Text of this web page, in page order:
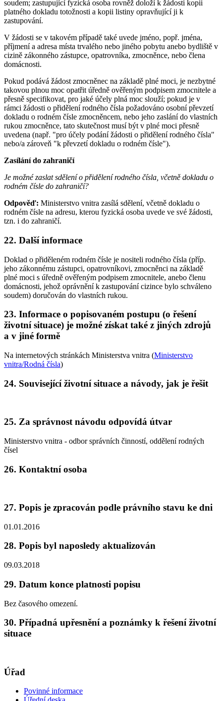
soudem; zastupující fyzická osoba rovněž doloží k žádosti kopii
platného dokladu totožnosti a kopii listiny opravňující ji k
zastupování.
V žádosti se v takovém případě také uvede jméno, popř. jména,
příjmení a adresa místa trvalého nebo jiného pobytu anebo bydliště v
cizině zákonného zástupce, opatrovníka, zmocněnce, nebo člena
domácnosti.
Pokud podává žádost zmocněnec na základě plné moci, je nezbytné
takovou plnou moc opatřit úředně ověřeným podpisem zmocnitele a
přesně specifikovat, pro jaké účely plná moc slouží; pokud je v
rámci žádosti o přidělení rodného čísla požadováno osobní převzetí
dokladu o rodném čísle zmocněncem, nebo jeho zaslání do vlastních
rukou zmocněnce, tato skutečnost musí být v plné moci přesně
uvedena (např. "pro účely podání žádosti o přidělení rodného čísla"
nebo/a zároveň "k převzetí dokladu o rodném čísle").
Zasílání do zahraničí
Je možné zaslat sdělení o přidělení rodného čísla, včetně dokladu o
rodném čísle do zahraničí?
Odpověď: Ministerstvo vnitra zasílá sdělení, včetně dokladu o
rodném čísle na adresu, kterou fyzická osoba uvede ve své žádosti,
tzn. i do zahraničí.
22. Další informace
Doklad o přiděleném rodném čísle je nositeli rodného čísla (příp.
jeho zákonnému zástupci, opatrovníkovi, zmocněnci na základě
plné moci s úředně ověřeným podpisem zmocnitele, anebo členu
domácnosti, jehož oprávnění k zastupování cizince bylo schváleno
soudem) doručován do vlastních rukou.
23. Informace o popisovaném postupu (o řešení
životní situace) je možné získat také z jiných zdrojů
a v jiné formě
Na internetových stránkách Ministerstva vnitra (Ministerstvo
vnitra/Rodná čísla)
24. Související životní situace a návody, jak je řešit
25. Za správnost návodu odpovídá útvar
Ministerstvo vnitra - odbor správních činností, oddělení rodných
čísel
26. Kontaktní osoba
27. Popis je zpracován podle právního stavu ke dni
01.01.2016
28. Popis byl naposledy aktualizován
09.03.2018
29. Datum konce platnosti popisu
Bez časového omezení.
30. Případná upřesnění a poznámky k řešení životní
situace
Úřad
Povinné informace